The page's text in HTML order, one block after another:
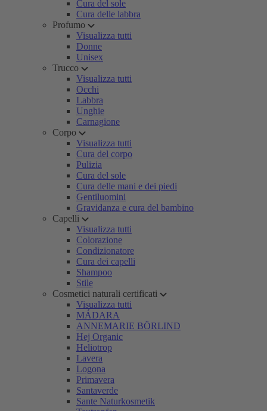
Cura del sole
Cura delle labbra
Profumo
Visualizza tutti
Donne
Unisex
Trucco
Visualizza tutti
Occhi
Labbra
Unghie
Carnagione
Corpo
Visualizza tutti
Cura del corpo
Pulizia
Cura del sole
Cura delle mani e dei piedi
Gentiluomini
Gravidanza e cura del bambino
Capelli
Visualizza tutti
Colorazione
Condizionatore
Cura dei capelli
Shampoo
Stile
Cosmetici naturali certificati
Visualizza tutti
MÁDARA
ANNEMARIE BÖRLIND
Hej Organic
Heliotrop
Lavera
Logona
Primavera
Santaverde
Sante Naturkosmetik